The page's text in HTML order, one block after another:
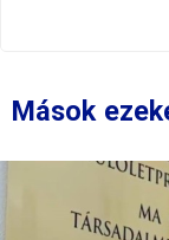
Mások